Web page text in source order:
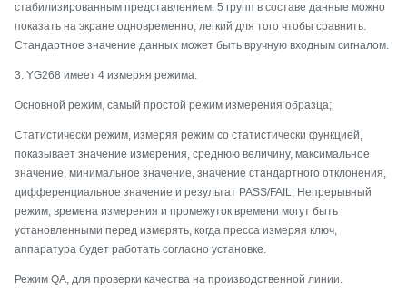
стабилизированным представлением. 5 групп в составе данные можно
показать на экране одновременно, легкий для того чтобы сравнить.
Стандартное значение данных может быть вручную входным сигналом.
3. YG268 имеет 4 измеряя режима.
Основной режим, самый простой режим измерения образца;
Статистически режим, измеряя режим со статистически функцией,
показывает значение измерения, среднюю величину, максимальное
значение, минимальное значение, значение стандартного отклонения,
дифференциальное значение и результат PASS/FAIL; Непрерывный
режим, времена измерения и промежуток времени могут быть
установленными перед измерять, когда пресса измеряя ключ,
аппаратура будет работать согласно установке.
Режим QA, для проверки качества на производственной линии.